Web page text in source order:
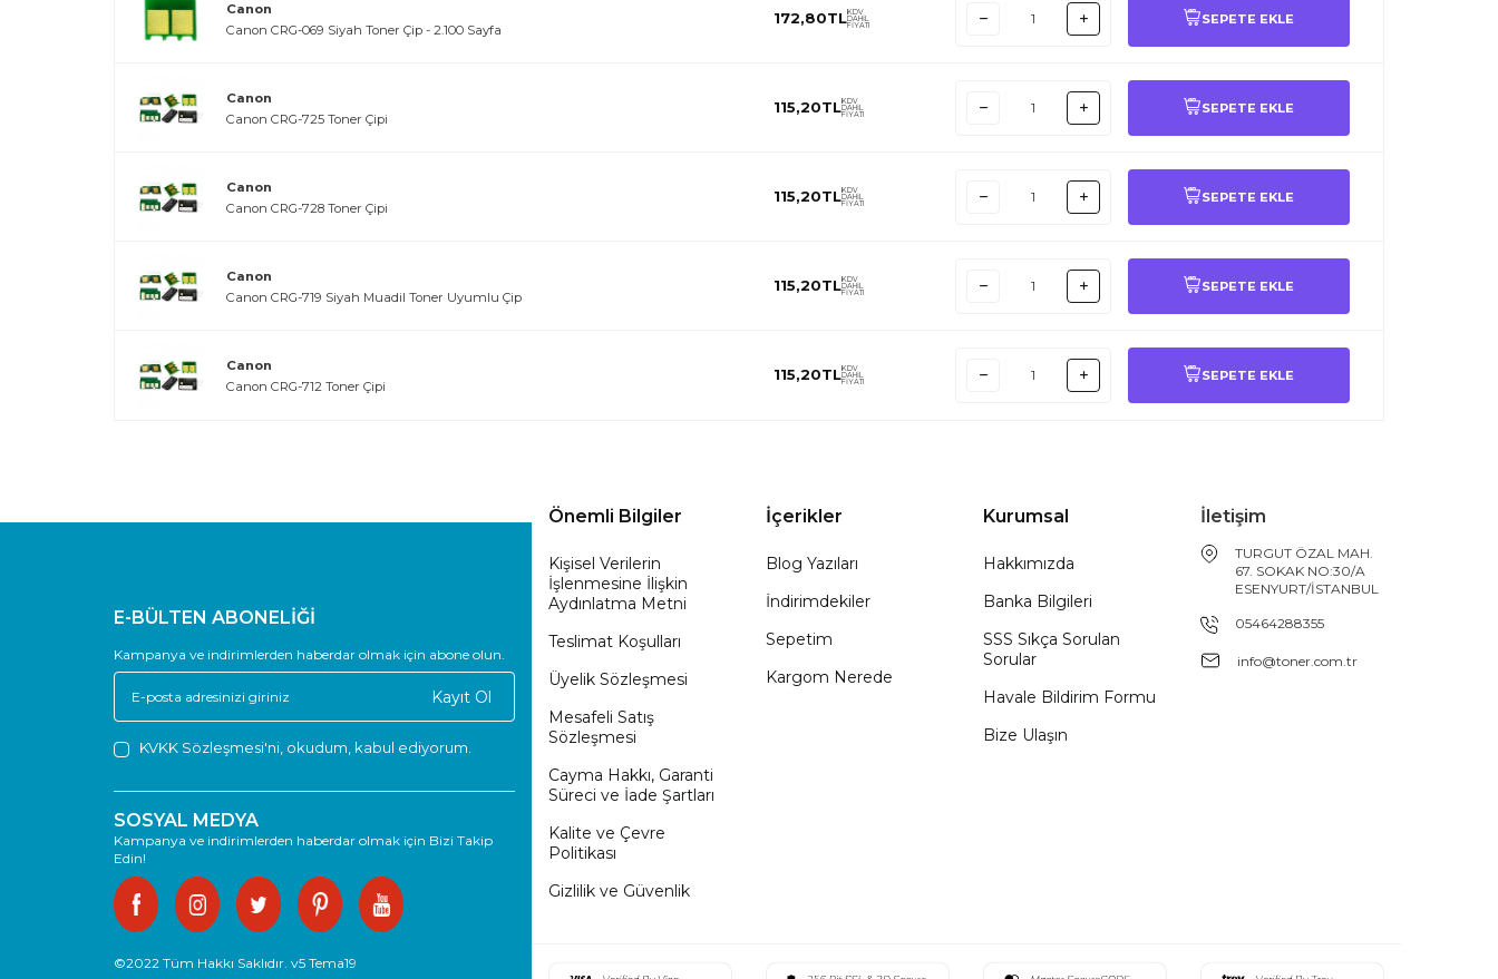
Canon
Canon CRG-069 Siyah Toner Çip - 2.100 Sayfa
172,80TLKDV
DAHİL
FİYATI SEPETE EKLE
Canon
Canon CRG-725 Toner Çipi
115,20TLKDV
DAHİL
FİYATI SEPETE EKLE
Canon
Canon CRG-728 Toner Çipi
115,20TLKDV
DAHİL
FİYATI SEPETE EKLE
Canon
Canon CRG-719 Siyah Muadil Toner Uyumlu Çip
115,20TLKDV
DAHİL
FİYATI SEPETE EKLE
Canon
Canon CRG-712 Toner Çipi
115,20TLKDV
DAHİL
FİYATI SEPETE EKLE
E-BÜLTEN ABONELİĞİ
Kampanya ve indirimlerden haberdar olmak için abone olun.
Kayıt Ol
KVKK Sözleşmesi'ni, okudum, kabul ediyorum.
SOSYAL MEDYA
Kampanya ve indirimlerden haberdar olmak için Bizi Takip
Edin!
©2022 Tüm Hakkı Saklıdır. v5 Tema19
Önemli Bilgiler
Kişisel Verilerin
İşlenmesine İlişkin
Aydınlatma Metni
Teslimat Koşulları
Üyelik Sözleşmesi
Mesafeli Satış
Sözleşmesi
Cayma Hakkı, Garanti
Süreci ve İade Şartları
Kalite ve Çevre
Politikası
Gizlilik ve Güvenlik
İçerikler
Blog Yazıları
İndirimdekiler
Sepetim
Kargom Nerede
Kurumsal
Hakkımızda
Banka Bilgileri
SSS Sıkça Sorulan
Sorular
Havale Bildirim Formu
Bize Ulaşın
İletişim
TURGUT ÖZAL MAH.
67. SOKAK NO:30/A
ESENYURT/İSTANBUL
05464288355
info@toner.com.tr